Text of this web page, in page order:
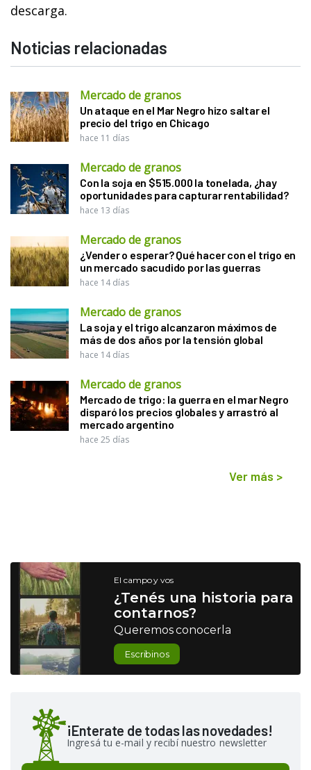
descarga.
Noticias relacionadas
Mercado de granos
Un ataque en el Mar Negro hizo saltar el
precio del trigo en Chicago
hace 11 días
Mercado de granos
Con la soja en $515.000 la tonelada, ¿hay
oportunidades para capturar rentabilidad?
hace 13 días
Mercado de granos
¿Vender o esperar? Qué hacer con el trigo en
un mercado sacudido por las guerras
hace 14 días
Mercado de granos
La soja y el trigo alcanzaron máximos de
más de dos años por la tensión global
hace 14 días
Mercado de granos
Mercado de trigo: la guerra en el mar Negro
disparó los precios globales y arrastró al
mercado argentino
hace 25 días
Ver más >
El campo y vos
¿Tenés una historia para
contarnos?
Queremos conocerla
Escribinos
¡Enterate de todas las novedades!
Ingresá tu e-mail y recibí nuestro newsletter